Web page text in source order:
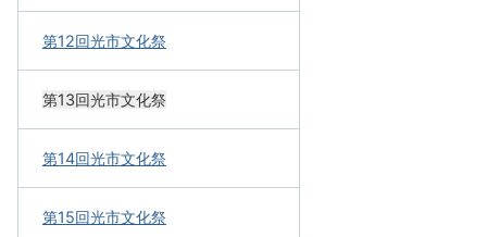
第12回光市文化祭
第13回光市文化祭
第14回光市文化祭
第15回光市文化祭